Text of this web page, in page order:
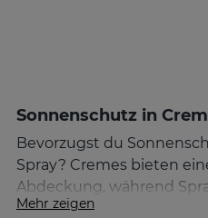
Sonnenschutz in
Bevorzugst du
Spray? Cremes bieten
Abdeckung, während
aufzutragen sind.
Mehr zeigen